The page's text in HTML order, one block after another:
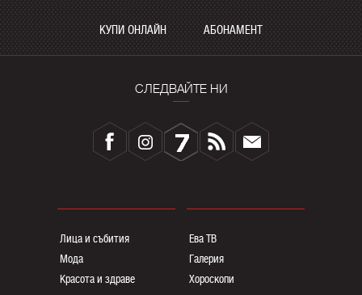
КУПИ ОНЛАЙН АБОНАМЕНТ
СЛЕДВАЙТЕ НИ
Лица и събития
Мода
Красота и здраве
Ева ТВ
Галерия
Хороскопи